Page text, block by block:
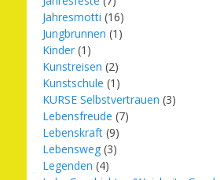
Jahresmotti (16)
Jungbrunnen (1)
Kinder (1)
Kunstreisen (2)
Kunstschule (1)
KURSE Selbstvertrauen (3)
Lebensfreude (7)
Lebenskraft (9)
Lebensweg (3)
Legenden (4)